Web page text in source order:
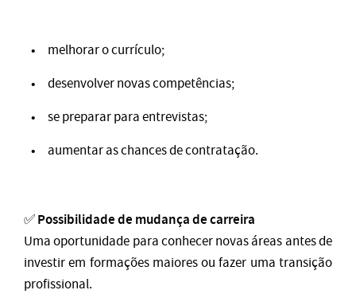
melhorar o currículo;
desenvolver novas competências;
se preparar para entrevistas;
aumentar as chances de contratação.
✅Possibilidade de mudança de carreira
Uma oportunidade para conhecer novas áreas antes de
investir em formações maiores ou fazer uma transição
profissional.